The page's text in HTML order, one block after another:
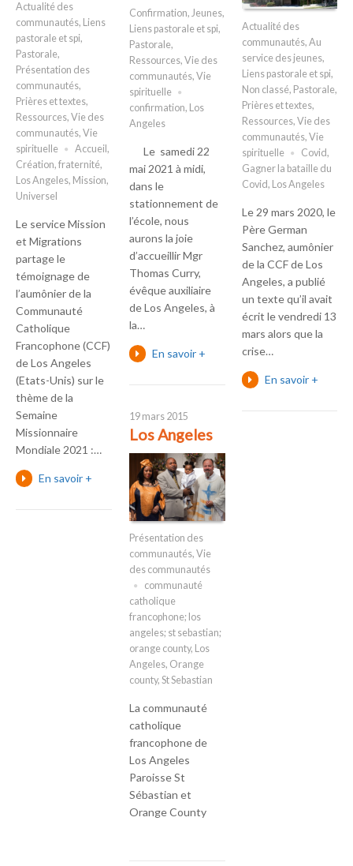
Actualité des
communautés, Liens
pastorale et spi,
Pastorale,
Présentation des
communautés,
Prières et textes,
Ressources, Vie des
communautés, Vie
spirituelle
Accueil ,
Création, fraternité,
Los Angeles, Mission,
Universel
Le service Mission
et Migrations
partage le
témoignage de
l’aumônier de la
Communauté
Catholique
Francophone (CCF)
de Los Angeles
(Etats-Unis) sur le
thème de la
Semaine
Missionnaire
Mondiale 2021 :…
En savoir +
Confirmation, Jeunes,
Liens pastorale et spi,
Pastorale,
Ressources, Vie des
communautés, Vie
spirituelle
confirmation, Los
Angeles
Le samedi 22
mai 2021 à midi,
dans le
stationnement de
l’école, nous
aurons la joie
d’accueillir Mgr
Thomas Curry,
évêque auxiliaire
de Los Angeles, à
la…
En savoir +
Actualité des
communautés, Au
service des jeunes,
Liens pastorale et spi,
Non classé, Pastorale,
Prières et textes,
Ressources, Vie des
communautés, Vie
spirituelle
Covid,
Gagner la bataille du
Covid, Los Angeles
Le 29 mars 2020, le
Père German
Sanchez, aumônier
de la CCF de Los
Angeles, a publié
un texte qu’il avait
écrit le vendredi 13
mars alors que la
crise…
En savoir +
19 mars 2015
Los Angeles
Présentation des
communautés, Vie
des communautés
communauté
catholique
francophone; los
angeles; st sebastian;
orange county, Los
Angeles, Orange
county, St Sebastian
La communauté
catholique
francophone de
Los Angeles
Paroisse St
Sébastian et
Orange County